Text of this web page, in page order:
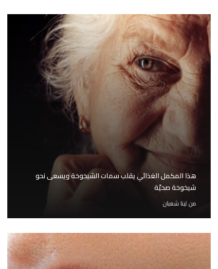
هذا المكمل الغذائي يقلب سمات الشيخوخة ويسعى نحو
شيخوخة صحيّة
من لينا شعبان